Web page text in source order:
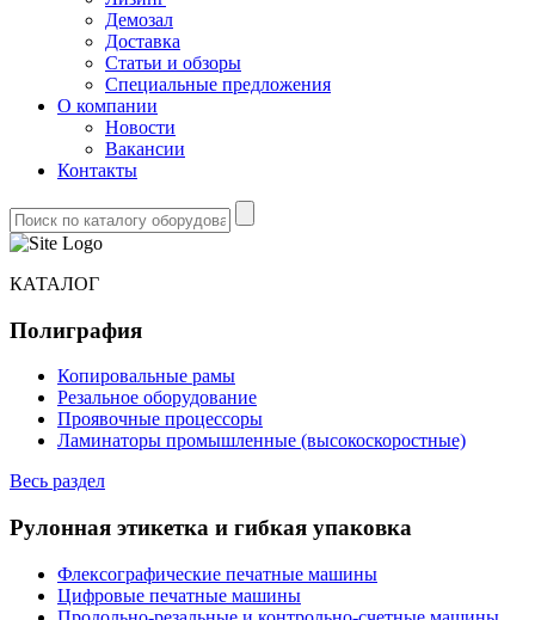
Демозал
Доставка
Статьи и обзоры
Специальные предложения
О компании
Новости
Вакансии
Контакты
КАТАЛОГ
Полиграфия
Копировальные рамы
Резальное оборудование
Проявочные процессоры
Ламинаторы промышленные (высокоскоростные)
Весь раздел
Рулонная этикетка и гибкая упаковка
Флексографические печатные машины
Цифровые печатные машины